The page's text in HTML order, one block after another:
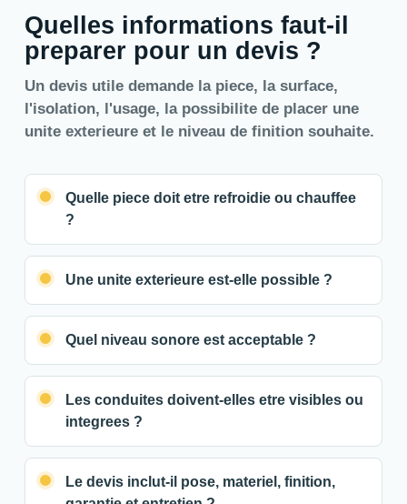
Quelles informations faut-il
preparer pour un devis ?
Un devis utile demande la piece, la surface,
l'isolation, l'usage, la possibilite de placer une
unite exterieure et le niveau de finition souhaite.
Quelle piece doit etre refroidie ou chauffee
?
Une unite exterieure est-elle possible ?
Quel niveau sonore est acceptable ?
Les conduites doivent-elles etre visibles ou
integrees ?
Le devis inclut-il pose, materiel, finition,